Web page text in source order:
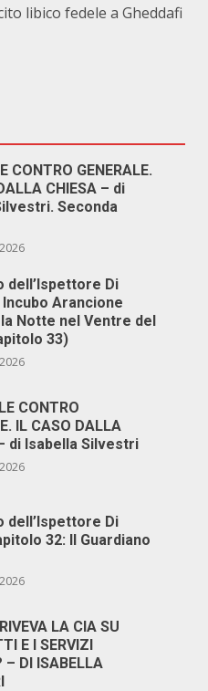
libico fedele a Gheddafi
CONTRO GENERALE.
CHIESA – di
Seconda
dell’Ispettore Di
Incubo Arancione
Notte nel Ventre del
33)
CONTRO
IL CASO DALLA
– di Isabella Silvestri
dell’Ispettore Di
32: Il Guardiano
LA CIA SU
E I SERVIZI
– DI ISABELLA